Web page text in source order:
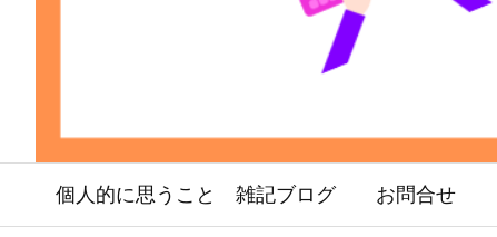
個人的に思うこと 雑記ブログ お問合せ